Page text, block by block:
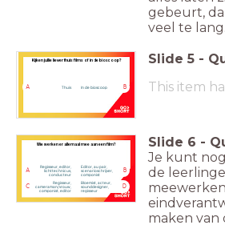
gebeurt,
veel te lang.
Kijken jullie liever thuis films of in de bioscoop?
A Thuis B
In de bioscoop
Slide 5 -
This item
Wie werken er allemaal mee aan een film?
A
Regisseur, editor,
lichttechnicus,
conducteur
B
Editor, au pair,
scenarioschrijver,
componist
C
Regisseur,
cameraman/vrouw,
componist, editor
D
Bloemist, acteur,
sounddesigner,
regisseur
Slide 6 -
Je kunt
de
maken van